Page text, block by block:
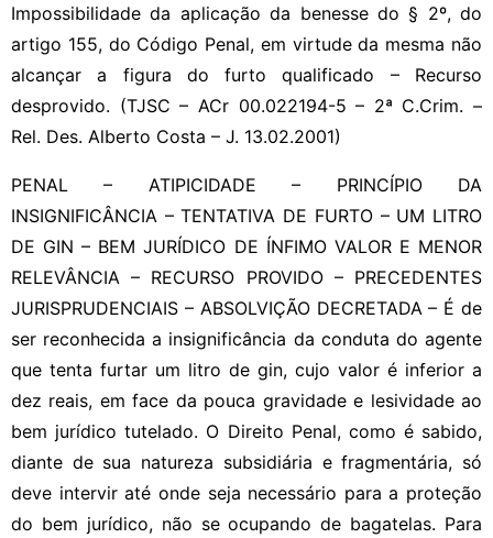
Impossibilidade da aplicação da benesse do § 2º, do
artigo 155, do Código Penal, em virtude da mesma não
alcançar a figura do furto qualificado – Recurso
desprovido. (TJSC – ACr 00.022194-5 – 2ª C.Crim. –
Rel. Des. Alberto Costa – J. 13.02.2001)
PENAL – ATIPICIDADE – PRINCÍPIO DA
INSIGNIFICÂNCIA – TENTATIVA DE FURTO – UM LITRO
DE GIN – BEM JURÍDICO DE ÍNFIMO VALOR E MENOR
RELEVÂNCIA – RECURSO PROVIDO – PRECEDENTES
JURISPRUDENCIAIS – ABSOLVIÇÃO DECRETADA – É de
ser reconhecida a insignificância da conduta do agente
que tenta furtar um litro de gin, cujo valor é inferior a
dez reais, em face da pouca gravidade e lesividade ao
bem jurídico tutelado. O Direito Penal, como é sabido,
diante de sua natureza subsidiária e fragmentária, só
deve intervir até onde seja necessário para a proteção
do bem jurídico, não se ocupando de bagatelas. Para